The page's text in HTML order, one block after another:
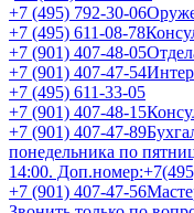
+7 (495) 792-30-06
+7 (495) 611-08-78
+7 (901) 407-48-05
+7 (901) 407-47-54
+7 (495) 611-33-05
+7 (901) 407-48-15
+7 (901) 407-47-89
понедельника по
14:00.
+7 (901) 407-47-56